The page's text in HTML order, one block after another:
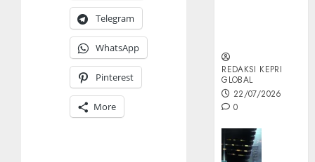
Telegram
WhatsApp
Pinterest
More
REDAKSI KEPRI
GLOBAL
22/07/2026
0